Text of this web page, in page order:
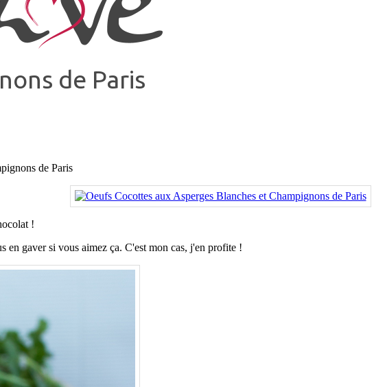
de Paris
de Paris
!
en gaver si vous aimez ça. C'est mon cas, j'en profite !